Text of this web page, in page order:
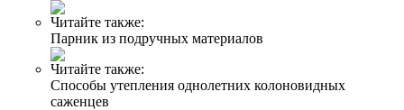
Читайте также:
Парник из подручных материалов
Читайте также:
Способы утепления однолетних колоновидных
саженцев